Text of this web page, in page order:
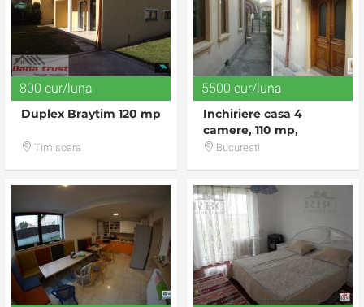
800 eur/luna
Duplex Braytim 120 mp
Timisoara
5500 eur/luna
Inchiriere casa 4
camere, 110 mp,
birouri, Dacia -
Bucuresti